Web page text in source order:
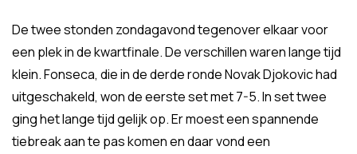
De twee stonden zondagavond tegenover elkaar voor
een plek in de kwartfinale. De verschillen waren lange tijd
klein. Fonseca, die in de derde ronde Novak Djokovic had
uitgeschakeld, won de eerste set met 7-5. In set twee
ging het lange tijd gelijk op. Er moest een spannende
tiebreak aan te pas komen en daar vond een